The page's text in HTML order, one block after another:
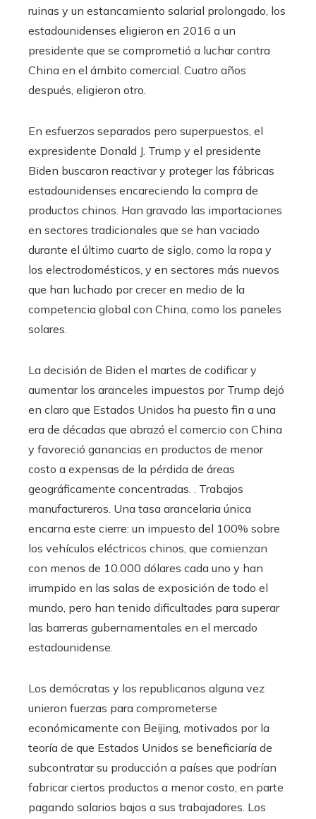
ruinas y un estancamiento salarial prolongado, los
estadounidenses eligieron en 2016 a un
presidente que se comprometió a luchar contra
China en el ámbito comercial. Cuatro años
después, eligieron otro.
En esfuerzos separados pero superpuestos, el
expresidente Donald J. Trump y el presidente
Biden buscaron reactivar y proteger las fábricas
estadounidenses encareciendo la compra de
productos chinos. Han gravado las importaciones
en sectores tradicionales que se han vaciado
durante el último cuarto de siglo, como la ropa y
los electrodomésticos, y en sectores más nuevos
que han luchado por crecer en medio de la
competencia global con China, como los paneles
solares.
La decisión de Biden el martes de codificar y
aumentar los aranceles impuestos por Trump dejó
en claro que Estados Unidos ha puesto fin a una
era de décadas que abrazó el comercio con China
y favoreció ganancias en productos de menor
costo a expensas de la pérdida de áreas
geográficamente concentradas. . Trabajos
manufactureros. Una tasa arancelaria única
encarna este cierre: un impuesto del 100% sobre
los vehículos eléctricos chinos, que comienzan
con menos de 10.000 dólares cada uno y han
irrumpido en las salas de exposición de todo el
mundo, pero han tenido dificultades para superar
las barreras gubernamentales en el mercado
estadounidense.
Los demócratas y los republicanos alguna vez
unieron fuerzas para comprometerse
económicamente con Beijing, motivados por la
teoría de que Estados Unidos se beneficiaría de
subcontratar su producción a países que podrían
fabricar ciertos productos a menor costo, en parte
pagando salarios bajos a sus trabajadores. Los